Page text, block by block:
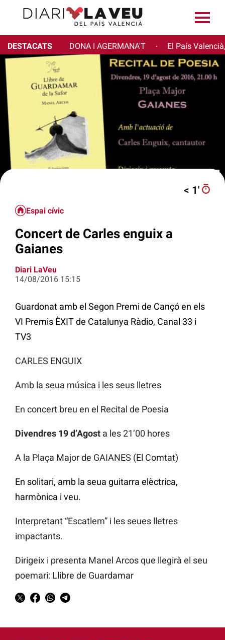
DESTACATS DONA I AGERMANA'T · El País
< 1′
Espai cívic
Concert de Carles enguix a
Gaianes
Diari LaVeu
14/08/2016 15:15
Guardonat amb el Segon Premi de Cançó en els
VI Premis ÈXIT de Catalunya Ràdio, Canal 33 i
TV3
CARLES ENGUIX
Amb la seua música i les seus lletres
En concert breu en el Recital de Poesia
Divendres 19 d’Agost a les 21’00 hores
A la Plaça Major de GAIANES (El Comtat)
En solitari, amb la seua guitarra elèctrica,
harmònica i veu.
Interpretant “Escatlem” i les seues lletres
impactants.
Dirigeix i presenta Manel Arcos que llegirà el seu
poemari: Llibre de Guardamar